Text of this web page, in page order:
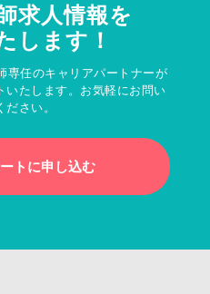
求人情報を
します！
専任のキャリアパートナーが
いたします。お気軽にお問い
さい。
トに申し込む